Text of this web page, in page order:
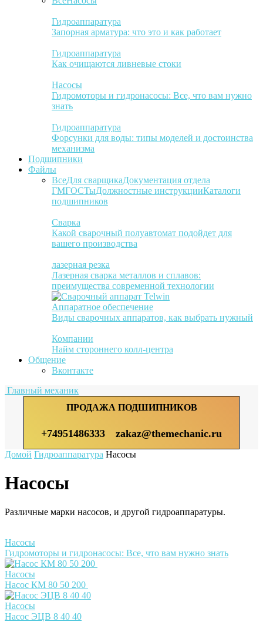
Гидроаппаратура
Запорная арматура: что это и как работает
Гидроаппаратура
Как очищаются ливневые стоки
Насосы
Гидромоторы и гидронасосы: Все, что вам нужно
знать
Гидроаппаратура
Форсунки для воды: типы моделей и достоинства
механизма
Подшипники
Файлы
ВсеДля сварщикаДокументация отдела
ГМГОСТыДолжностные инструкцииКаталоги
подшипников
Сварка
Какой сварочный полуавтомат подойдет для
вашего производства
лазерная резка
Лазерная сварка металлов и сплавов:
преимущества современной технологии
Аппаратное обеспечение
Виды сварочных аппаратов, как выбрать нужный
Компании
Найм стороннего колл-центра
Общение
Вконтакте
Главный механик
ПРОДАЖА ПОДШИПНИКОВ
+74951486333 zakaz@themechanic.ru
Домой Гидроаппаратура Насосы
Насосы
Различные марки насосов, и другой гидроаппаратуры.
Насосы
Гидромоторы и гидронасосы: Все, что вам нужно знать
Насосы
Насос КМ 80 50 200
Насосы
Насос ЭЦВ 8 40 40